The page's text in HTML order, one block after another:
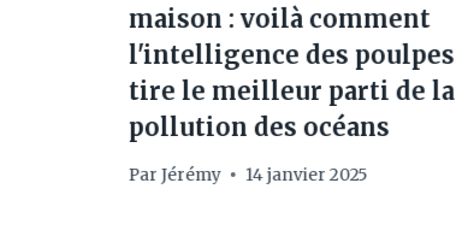
maison : voilà comment
l'intelligence des poulpes
tire le meilleur parti de la
pollution des océans
Par Jérémy 14 janvier 2025